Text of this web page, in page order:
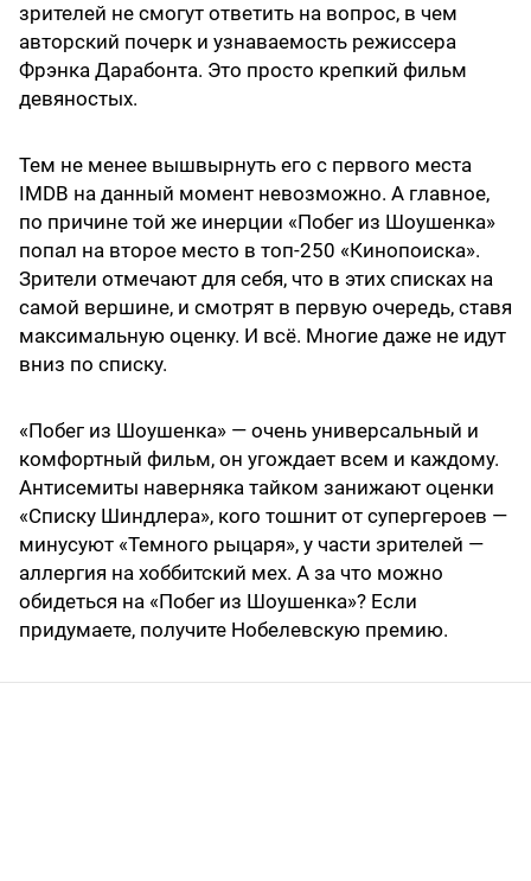
зрителей не смогут ответить на вопрос, в чем
авторский почерк и узнаваемость режиссера
Фрэнка Дарабонта. Это просто крепкий фильм
девяностых.
Тем не менее вышвырнуть его с первого места
IMDB на данный момент невозможно. А главное,
по причине той же инерции «Побег из Шоушенка»
попал на второе место в топ-250 «Кинопоиска».
Зрители отмечают для себя, что в этих списках на
самой вершине, и смотрят в первую очередь, ставя
максимальную оценку. И всё. Многие даже не идут
вниз по списку.
«Побег из Шоушенка» — очень универсальный и
комфортный фильм, он угождает всем и каждому.
Антисемиты наверняка тайком занижают оценки
«Списку Шиндлера», кого тошнит от супергероев —
минусуют «Темного рыцаря», у части зрителей —
аллергия на хоббитский мех. А за что можно
обидеться на «Побег из Шоушенка»? Если
придумаете, получите Нобелевскую премию.